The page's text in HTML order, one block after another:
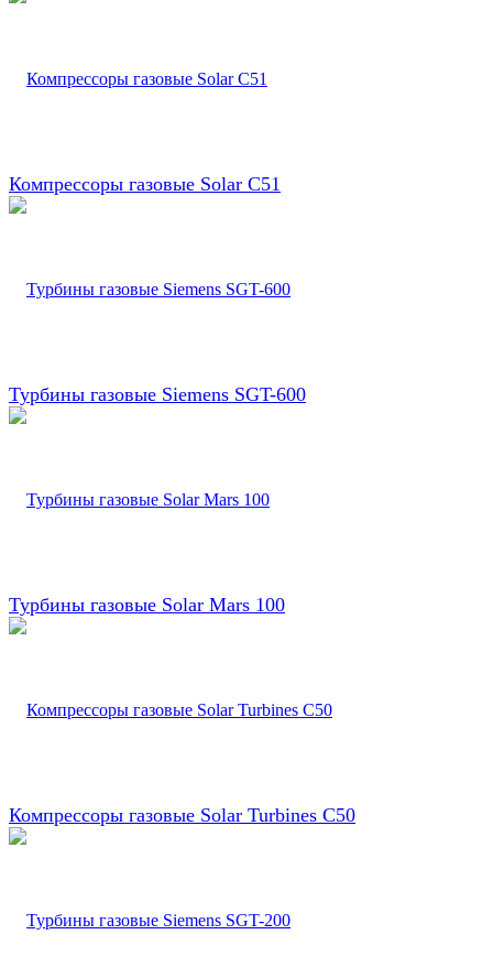
Компрессоры газовые Solar C51
Турбины газовые Siemens SGT-600
Турбины газовые Solar Mars 100
Компрессоры газовые Solar Turbines C50